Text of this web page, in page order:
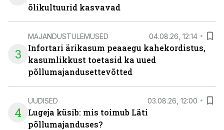
õlikultuurid kasvavad
3
MAJANDUSTULEMUSED 04.08.26, 12:14
Infortari ärikasum peaaegu kahekordistus,
kasumlikkust toetasid ka uued
põllumajandusettevõtted
4
UUDISED 03.08.26, 12:00
Lugeja küsib: mis toimub Läti
põllumajanduses?